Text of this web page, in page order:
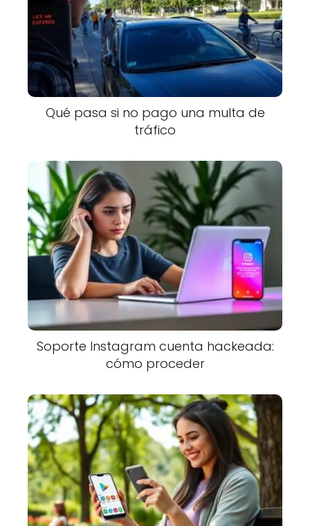
Qué pasa si no pago una multa de
tráfico
Soporte Instagram cuenta hackeada:
cómo proceder